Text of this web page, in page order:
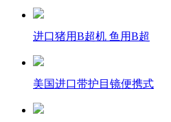
进口猪用B超机 鱼用B超
美国进口带护目镜便携式